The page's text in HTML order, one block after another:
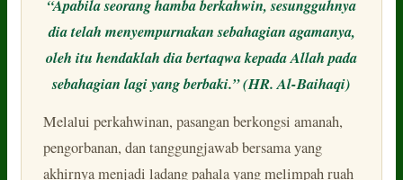
“Apabila seorang hamba berkahwin, sesungguhnya
dia telah menyempurnakan sebahagian agamanya,
oleh itu hendaklah dia bertaqwa kepada Allah pada
sebahagian lagi yang berbaki.” (HR. Al-Baihaqi)
Melalui perkahwinan, pasangan berkongsi amanah,
pengorbanan, dan tanggungjawab bersama yang
akhirnya menjadi ladang pahala yang melimpah ruah